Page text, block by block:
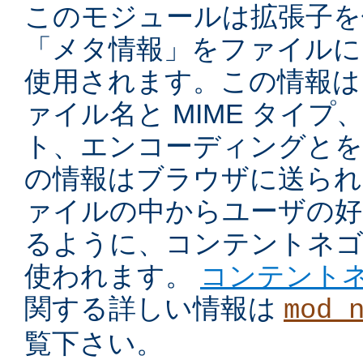
このモジュールは拡張子
「メタ情報」をファイル
使用されます。この情報
ァイル名と MIME タイプ
ト、エンコーディングと
の情報はブラウザに送ら
ァイルの中からユーザの
るように、コンテントネ
使われます。
コンテント
関する詳しい情報は
覧下さい。